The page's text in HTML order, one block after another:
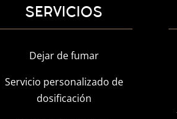
SERVICIOS
Dejar de fumar
Servicio personalizado de
dosificación